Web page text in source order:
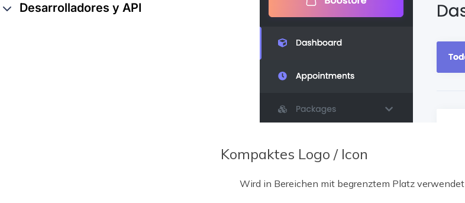
Desarrolladores y API
Kompaktes Logo / Icon
Wird in Bereichen mit begrenztem Platz verwendet